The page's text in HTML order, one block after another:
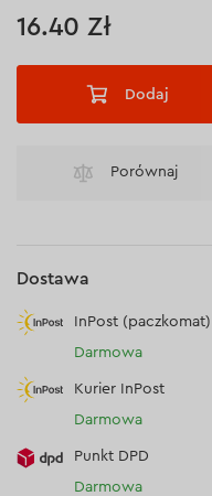
16.40 Zł
Dodaj
Porównaj
Dostawa
InPost (paczkomat)
Darmowa
Kurier InPost
Darmowa
Punkt DPD
Darmowa